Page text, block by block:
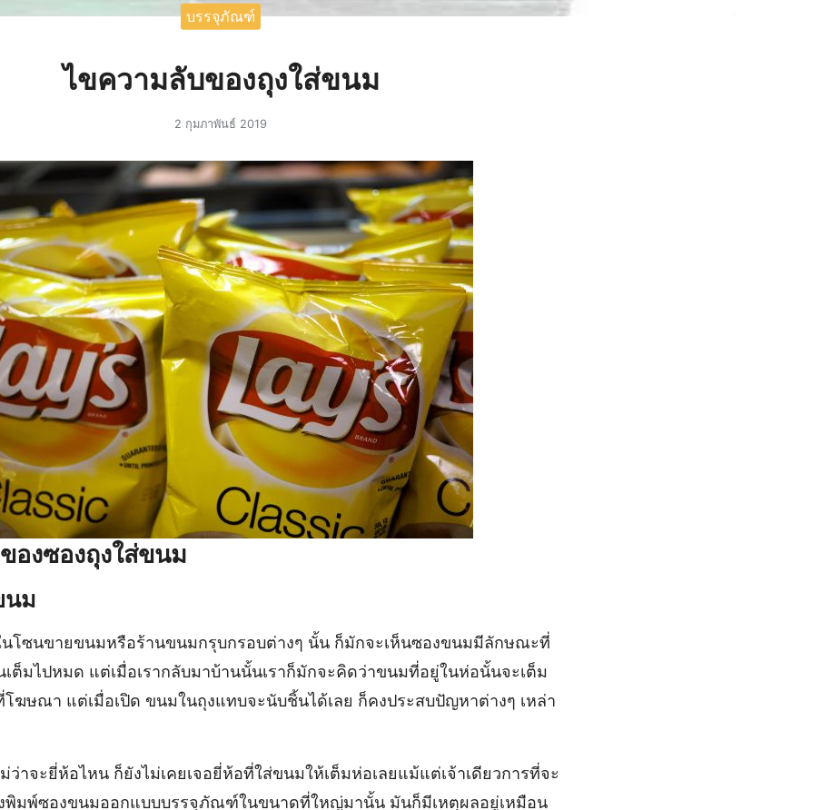
บรรจุภัณฑ์
ไขความลับของถุงใส่ขนม
2 กุมภาพันธ์ 2019
องซองถุงใส่ขนม
นม
ในโซนขายขนมหรือร้านขนมกรุบกรอบต่างๆ นั้น ก็มักจะเห็นซองขนมมีลักษณะที่
เต็มไปหมด แต่เมื่อเรากลับมาบ้านนั้นเราก็มักจะคิดว่าขนมที่อยู่ในห่อนั้นจะเต็ม
โฆษณา แต่เมื่อเปิด ขนมในถุงแทบจะนับชิ้นได้เลย ก็คงประสบปัญหาต่างๆ เหล่า
าจะยี่ห้อไหน ก็ยังไม่เคยเจอยี่ห้อที่ใส่ขนมให้เต็มห่อเลยแม้แต่เจ้าเดียวการที่จะ
งพิมพ์ซองขนมออกแบบบรรจุภัณฑ์ในขนาดที่ใหญ่มานั้น มันก็มีเหตุผลอยู่เหมือน